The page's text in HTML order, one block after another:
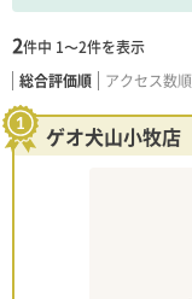
2件中 1〜2件を表示
総合評価順
アクセス数順
ゲオ犬山小牧店